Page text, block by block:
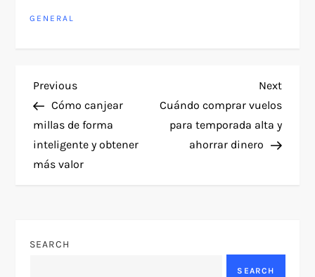
GENERAL
P
o
s
a
Previous
Post
Previous
Cómo canjear
millas de forma
inteligente y obtener
más valor
Next
Post
Next
Cuándo comprar vuelos
para temporada alta y
ahorrar dinero
SEARCH
SEARCH